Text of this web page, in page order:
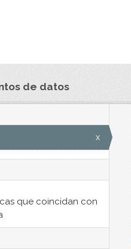
de datos
x
que coincidan con